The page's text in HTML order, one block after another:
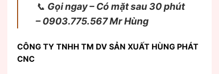
📞 Gọi ngay – Có mặt sau 30 phút
– 0903.775.567 Mr Hùng
CÔNG TY TNHH TM DV SẢN XUẤT HÙNG PHÁT
CNC